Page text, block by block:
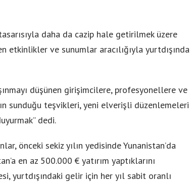
daha da cazip hale getirilmek üzere
ve sunumlar aracılığıyla yurtdışında
düşünen girişimcilere, profesyonellere ve
sunduğu teşvikleri, yeni elverişli düzenlemeleri
dedi.
önceki sekiz yılın yedisinde Yunanistan’da
en az 500.000 € yatırım yaptıklarını
yurtdışındaki gelir için her yıl sabit oranlı